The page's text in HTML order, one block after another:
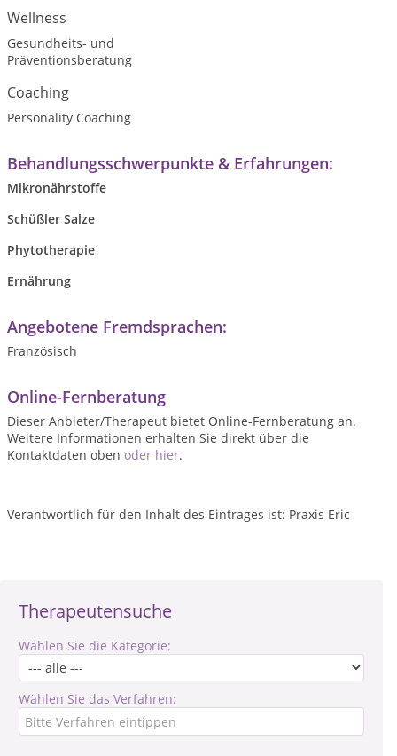
Therapeutensuche
Wählen Sie die Kategorie:
Wählen Sie das Verfahren:
Wellness
Gesundheits- und
Präventionsberatung
Coaching
Personality Coaching
Behandlungsschwerpunkte & Erfahrungen:
Mikronährstoffe
Schüßler Salze
Phytotherapie
Ernährung
Angebotene Fremdsprachen:
Französisch
Online-Fernberatung
Dieser Anbieter/Therapeut bietet Online-Fernberatung an.
Weitere Informationen erhalten Sie direkt über die
Kontaktdaten oben oder hier.
Verantwortlich für den Inhalt des Eintrages ist: Praxis Eric